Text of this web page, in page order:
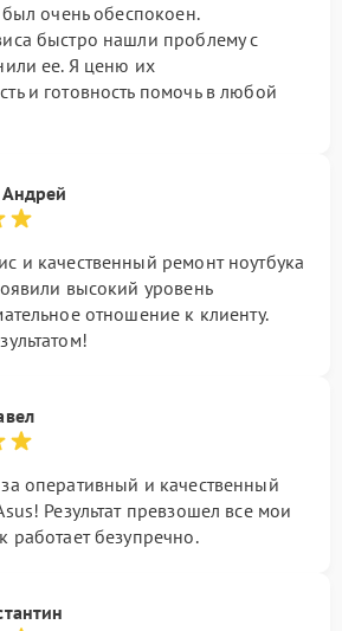
очень обеспокоен.
быстро нашли проблему с
ее. Я ценю их
и готовность помочь в любой
и качественный ремонт ноутбука
высокий уровень
отношение к клиенту.
оперативный и качественный
Результат превзошел все мои
работает безупречно.